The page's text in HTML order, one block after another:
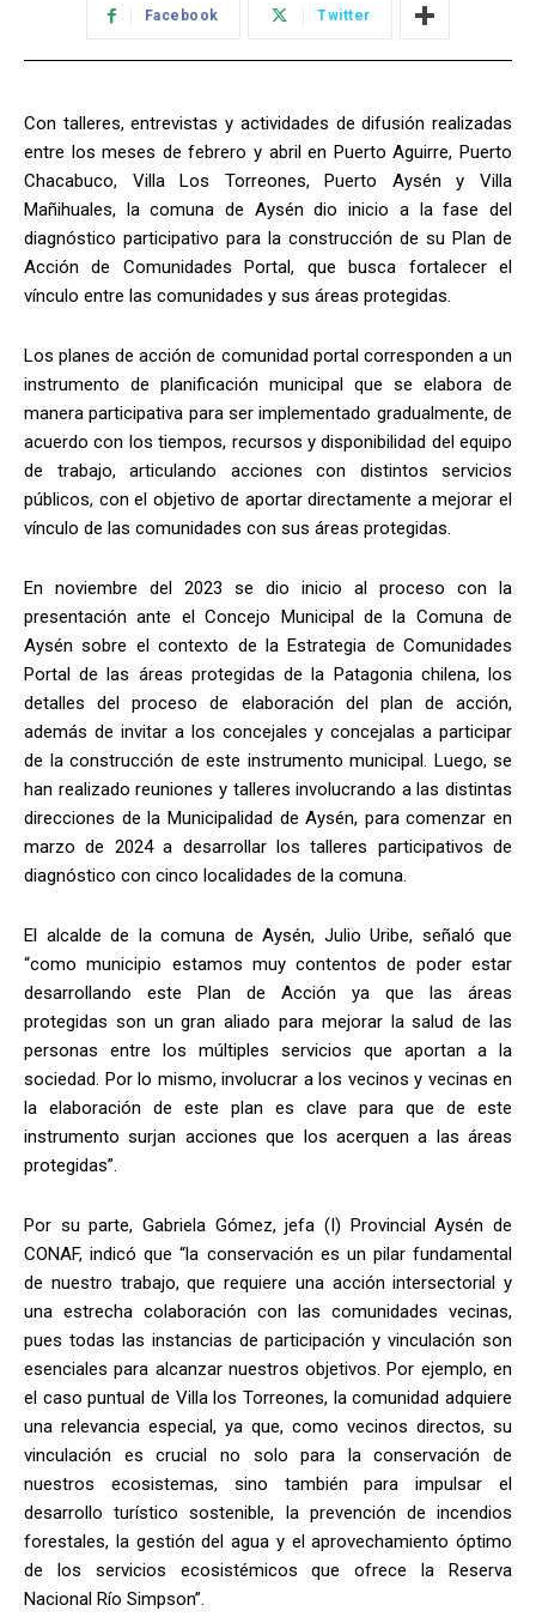
Facebook Twitter
Con talleres, entrevistas y actividades de difusión realizadas
entre los meses de febrero y abril en Puerto Aguirre, Puerto
Chacabuco, Villa Los Torreones, Puerto Aysén y Villa
Mañihuales, la comuna de Aysén dio inicio a la fase del
diagnóstico participativo para la construcción de su Plan de
Acción de Comunidades Portal, que busca fortalecer el
vínculo entre las comunidades y sus áreas protegidas.
Los planes de acción de comunidad portal corresponden a un
instrumento de planificación municipal que se elabora de
manera participativa para ser implementado gradualmente, de
acuerdo con los tiempos, recursos y disponibilidad del equipo
de trabajo, articulando acciones con distintos servicios
públicos, con el objetivo de aportar directamente a mejorar el
vínculo de las comunidades con sus áreas protegidas.
En noviembre del 2023 se dio inicio al proceso con la
presentación ante el Concejo Municipal de la Comuna de
Aysén sobre el contexto de la Estrategia de Comunidades
Portal de las áreas protegidas de la Patagonia chilena, los
detalles del proceso de elaboración del plan de acción,
además de invitar a los concejales y concejalas a participar
de la construcción de este instrumento municipal. Luego, se
han realizado reuniones y talleres involucrando a las distintas
direcciones de la Municipalidad de Aysén, para comenzar en
marzo de 2024 a desarrollar los talleres participativos de
diagnóstico con cinco localidades de la comuna.
El alcalde de la comuna de Aysén, Julio Uribe, señaló que
“como municipio estamos muy contentos de poder estar
desarrollando este Plan de Acción ya que las áreas
protegidas son un gran aliado para mejorar la salud de las
personas entre los múltiples servicios que aportan a la
sociedad. Por lo mismo, involucrar a los vecinos y vecinas en
la elaboración de este plan es clave para que de este
instrumento surjan acciones que los acerquen a las áreas
protegidas”.
Por su parte, Gabriela Gómez, jefa (I) Provincial Aysén de
CONAF, indicó que “la conservación es un pilar fundamental
de nuestro trabajo, que requiere una acción intersectorial y
una estrecha colaboración con las comunidades vecinas,
pues todas las instancias de participación y vinculación son
esenciales para alcanzar nuestros objetivos. Por ejemplo, en
el caso puntual de Villa los Torreones, la comunidad adquiere
una relevancia especial, ya que, como vecinos directos, su
vinculación es crucial no solo para la conservación de
nuestros ecosistemas, sino también para impulsar el
desarrollo turístico sostenible, la prevención de incendios
forestales, la gestión del agua y el aprovechamiento óptimo
de los servicios ecosistémicos que ofrece la Reserva
Nacional Río Simpson”.